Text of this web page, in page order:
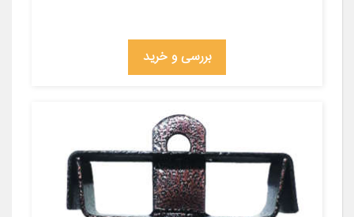
بررسی و خرید